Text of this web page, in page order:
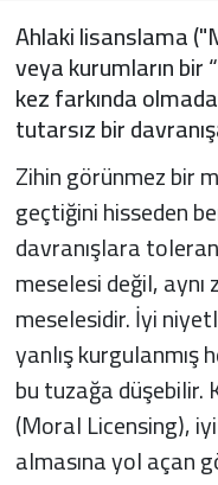
Ahlaki lisanslama
veya kurumların
kez farkında
tutarsız bir
Zihin görünmez bir
geçtiğini hisseden
davranışlara
meselesi değil,
meselesidir. İyi
yanlış
bu tuzağa düşebilir.
(Moral Licensing),
almasına yol açan